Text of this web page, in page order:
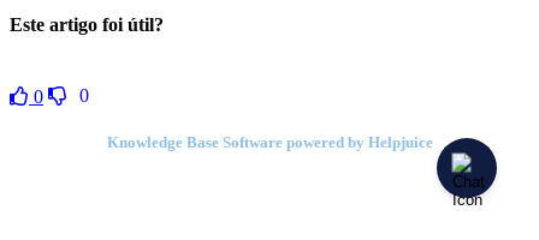
Este artigo foi útil?
0 0
Knowledge Base Software powered by Helpjuice